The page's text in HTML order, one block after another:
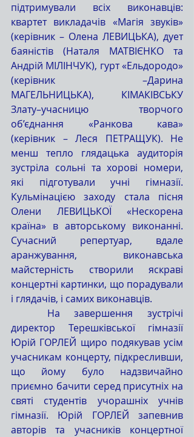
підтримували всіх виконавців:
квартет викладачів «Магія звуків»
(керівник – Олена ЛЕВИЦЬКА), дует
баяністів (Наталя МАТВІЄНКО та
Андрій МІЛІНЧУК), гурт «Ельдородо»
(керівник –Дарина
МАГЕЛЬНИЦЬКА), КІМАКІВСЬКУ
Злату–учасницю творчого
об’єднання «Ранкова кава»
(керівник – Леся ПЕТРАЩУК). Не
менш тепло глядацька аудиторія
зустріла сольні та хорові номери,
які підготували учні гімназії.
Кульмінацією заходу стала пісня
Олени ЛЕВИЦЬКОЇ «Нескорена
країна» в авторському виконанні.
Сучасний репертуар, вдале
аранжування, виконавська
майстерність створили яскраві
концертні картинки, що порадували
і глядачів, і самих виконавців.
директор Терешківської гімназії
Юрій ГОРЛЕЙ щиро подякував усім
учасникам концерту, підкресливши,
що йому було надзвичайно
приємно бачити серед присутніх на
святі студентів учорашніх учнів
гімназії. Юрій ГОРЛЕЙ запевнив
авторів та учасників концертної